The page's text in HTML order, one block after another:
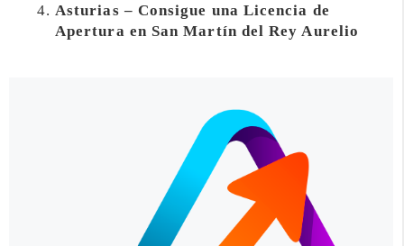
Asturias – Consigue una Licencia de
Apertura en San Martín del Rey Aurelio